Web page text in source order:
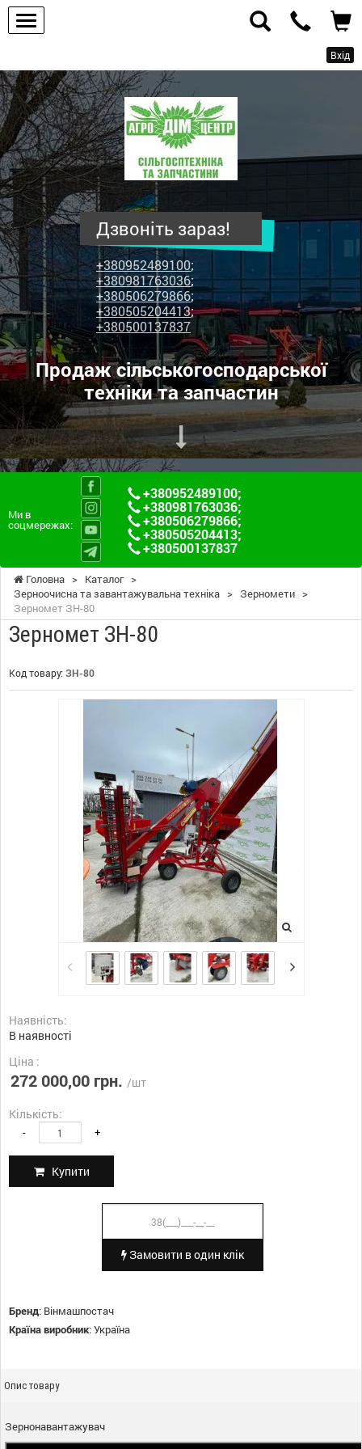
Вхід
ПП
"Агродім-
центр"
-
продаж
сільськогосподарської
техніки
та
запчастин
Дзвоніть зараз!
+380952489100;
+380981763036;
+380506279866;
+380505204413;
+380500137837
Продаж сільськогосподарської
техніки та запчастин
Ми в
соцмережах:
+380952489100;
+380981763036;
+380506279866;
+380505204413;
+380500137837
Головна > Каталог >
Зерноочисна та завантажувальна техніка > Зерномети >
Зерномет ЗН-80
Зерномет ЗН-80
Код товару: ЗН-80
Наявність:
В наявності
Ціна :
272 000,00 грн. /шт
Кількість:
- +
Купити
Замовити в один клік
Бренд: Вінмашпостач
Країна виробник:Україна
Опис товару
Зернонавантажувач